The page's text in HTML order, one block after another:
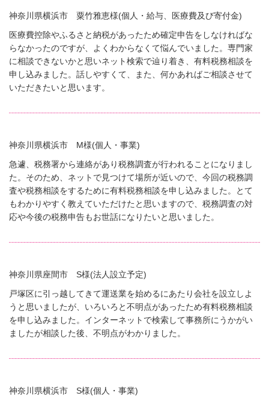
神奈川県横浜市 粟竹雅恵様(個人・給与、医療費及び寄付金)
医療費控除やふるさと納税があったため確定申告をしなければな
らなかったのですが、よくわからなくて悩んでいました。専門家
に相談できないかと思いネット検索で辿り着き、有料税務相談を
申し込みました。話しやすくて、また、何かあればご相談させて
いただきたいと思います。
神奈川県横浜市 M様(個人・事業)
急遽、税務署から連絡があり税務調査が行われることになりまし
た。そのため、ネットで見つけて場所が近いので、今回の税務調
査や税務相談をするために有料税務相談を申し込みました。とて
もわかりやすく教えていただけたと思いますので、税務調査の対
応や今後の税務申告もお世話になりたいと思いました。
神奈川県座間市 S様(法人設立予定)
戸塚区に引っ越してきて運送業を始めるにあたり会社を設立しよ
うと思いましたが、いろいろと不明点があったため有料税務相談
を申し込みました。インターネットで検索して事務所にうかがい
ましたが相談した後、不明点がわかりました。
神奈川県横浜市 S様(個人・事業)